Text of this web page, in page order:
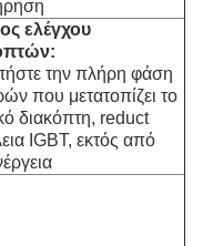
ελέγχου
την πλήρη φάση
που μετατοπίζει το
διακόπτη, reduct
IGBT, εκτός από